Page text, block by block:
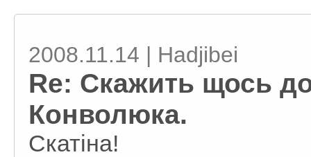
2008.11.14 | Hadjibei
Re: Скажить щось
Конволюка.
Скатіна!